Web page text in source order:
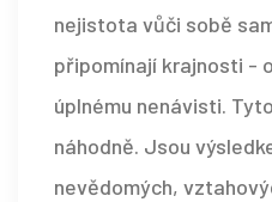
nejistota vůči sobě
připomínají krajnosti -
úplnému nenávisti.
náhodně. Jsou
nevědomých,